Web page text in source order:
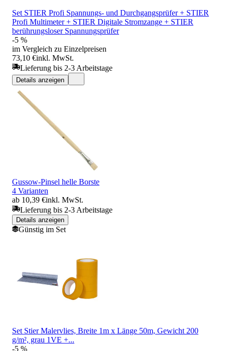
Set STIER Profi Spannungs- und Durchgangsprüfer + STIER
Profi Multimeter + STIER Digitale Stromzange + STIER
berührungsloser Spannungsprüfer
-5 %
im Vergleich zu Einzelpreisen
73,10 €inkl. MwSt.
Lieferung bis 2-3 Arbeitstage
Details anzeigen
Gussow-Pinsel helle Borste
4 Varianten
ab 10,39 €inkl. MwSt.
Lieferung bis 2-3 Arbeitstage
Details anzeigen
Günstig im Set
Set Stier Malervlies, Breite 1m x Länge 50m, Gewicht 200
g/m², grau 1VE +...
-5 %